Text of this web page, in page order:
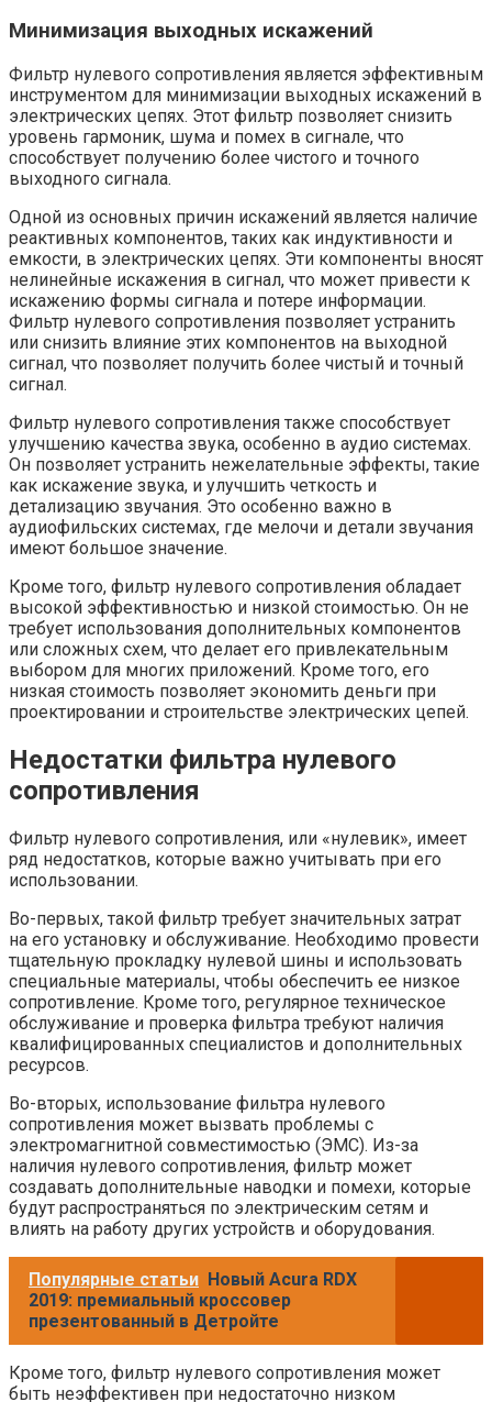
Минимизация выходных искажений
Фильтр нулевого сопротивления является эффективным
инструментом для минимизации выходных искажений в
электрических цепях. Этот фильтр позволяет снизить
уровень гармоник, шума и помех в сигнале, что
способствует получению более чистого и точного
выходного сигнала.
Одной из основных причин искажений является наличие
реактивных компонентов, таких как индуктивности и
емкости, в электрических цепях. Эти компоненты вносят
нелинейные искажения в сигнал, что может привести к
искажению формы сигнала и потере информации.
Фильтр нулевого сопротивления позволяет устранить
или снизить влияние этих компонентов на выходной
сигнал, что позволяет получить более чистый и точный
сигнал.
Фильтр нулевого сопротивления также способствует
улучшению качества звука, особенно в аудио системах.
Он позволяет устранить нежелательные эффекты, такие
как искажение звука, и улучшить четкость и
детализацию звучания. Это особенно важно в
аудиофильских системах, где мелочи и детали звучания
имеют большое значение.
Кроме того, фильтр нулевого сопротивления обладает
высокой эффективностью и низкой стоимостью. Он не
требует использования дополнительных компонентов
или сложных схем, что делает его привлекательным
выбором для многих приложений. Кроме того, его
низкая стоимость позволяет экономить деньги при
проектировании и строительстве электрических цепей.
Недостатки фильтра нулевого
сопротивления
Фильтр нулевого сопротивления, или «нулевик», имеет
ряд недостатков, которые важно учитывать при его
использовании.
Во-первых, такой фильтр требует значительных затрат
на его установку и обслуживание. Необходимо провести
тщательную прокладку нулевой шины и использовать
специальные материалы, чтобы обеспечить ее низкое
сопротивление. Кроме того, регулярное техническое
обслуживание и проверка фильтра требуют наличия
квалифицированных специалистов и дополнительных
ресурсов.
Во-вторых, использование фильтра нулевого
сопротивления может вызвать проблемы с
электромагнитной совместимостью (ЭМС). Из-за
наличия нулевого сопротивления, фильтр может
создавать дополнительные наводки и помехи, которые
будут распространяться по электрическим сетям и
влиять на работу других устройств и оборудования.
Популярные статьи Новый Acura RDX
2019: премиальный кроссовер
презентованный в Детройте
Кроме того, фильтр нулевого сопротивления может
быть неэффективен при недостаточно низком